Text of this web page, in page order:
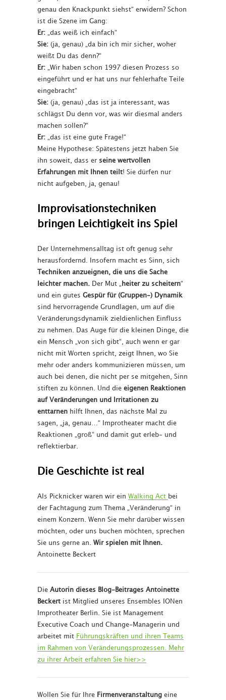
genau den Knackpunkt siehst“ erwidern? Schon
ist die Szene im Gang:
Er: „das weiß ich einfach“
Sie: (ja, genau) „da bin ich mir sicher, woher
weißt Du das denn?“
Er: „Wir haben schon 1997 diesen Prozess so
eingeführt und er hat uns nur fehlerhafte Teile
eingebracht“
Sie: (ja, genau) „das ist ja interessant, was
schlägst Du denn vor, was wir diesmal anders
machen sollen?“
Er: „das ist eine gute Frage!“
Meine Hypothese: Spätestens jetzt haben Sie
ihn soweit, dass er seine wertvollen
Erfahrungen mit Ihnen teilt! Sie dürfen nur
nicht aufgeben, ja, genau!
Improvisationstechniken
bringen Leichtigkeit ins Spiel
Der Unternehmensalltag ist oft genug sehr
herausfordernd. Insofern macht es Sinn, sich
Techniken anzueignen, die uns die Sache
leichter machen. Der Mut „ heiter zu scheitern“
und ein gutes Gespür für (Gruppen-) Dynamik
sind hervorragende Grundlagen, um auf die
Veränderungsdynamik zieldienlichen Einfluss
zu nehmen. Das Auge für die kleinen Dinge, die
ein Mensch „von sich gibt“, auch wenn er gar
nicht mit Worten spricht, zeigt Ihnen, wo Sie
mehr oder anders kommunizieren müssen, um
auch bei denen, die nicht per se mitgehen, Sinn
stiften zu können. Und die eigenen Reaktionen
auf Veränderungen und Irritationen zu
enttarnen hilft Ihnen, das nächste Mal zu
sagen, „ja, genau…“ Improtheater macht die
Reaktionen „groß“ und damit gut erleb- und
reflektierbar.
Die Geschichte ist real
Als Picknicker waren wir ein Walking Act bei
der Fachtagung zum Thema „Veränderung“ in
einem Konzern. Wenn Sie mehr darüber wissen
möchten, oder uns buchen möchten, sprechen
Sie uns gerne an. Wir spielen mit Ihnen.
Antoinette Beckert
Die Autorin dieses Blog-Beitrages Antoinette
Beckert ist Mitglied unseres Ensembles IONen
Improtheater Berlin. Sie ist Management
Executive Coach und Change-Managerin und
arbeitet mit Führungskräften und ihren Teams
im Rahmen von Veränderungsprozessen. Mehr
zu ihrer Arbeit erfahren Sie hier>>
Wollen Sie für Ihre Firmenveranstaltung eine